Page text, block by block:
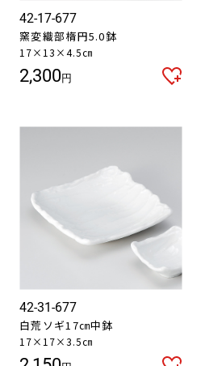
42-17-677
窯変織部楕円5.0鉢
17×13×4.5㎝
2,300円
42-31-677
白荒ソギ17㎝中鉢
17×17×3.5㎝